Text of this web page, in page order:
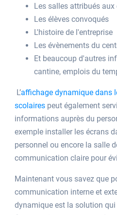
Les salles attribués aux
Les élèves convoqués
L'histoire de l'entreprise
Les évènements du
Et beaucoup d'autres
cantine, emplois du
L’affichage dynamique dans
scolaires peut également
informations auprès du
exemple installer les écrans
personnel ou encore la salle
communication claire pour
Maintenant vous savez que
communication interne et
dynamique est la solution